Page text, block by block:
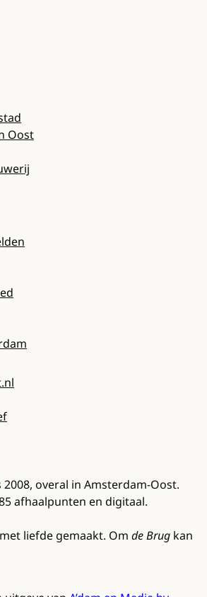
Oost
overal in Amsterdam-Oost.
afhaalpunten en digitaal.
liefde gemaakt. Om de Brug kan